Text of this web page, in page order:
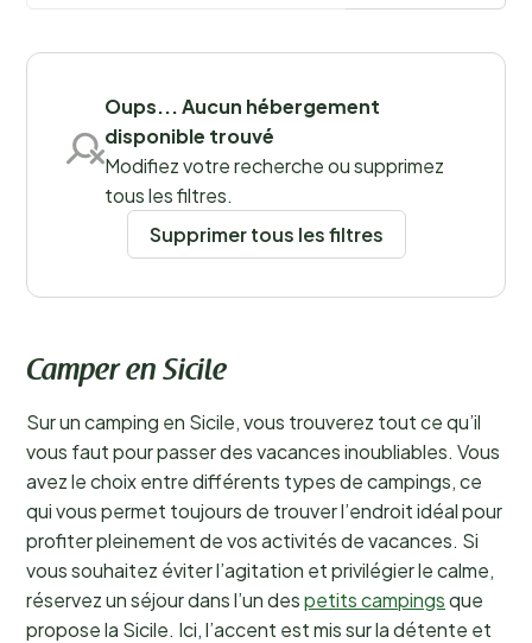
et profiter pleinement de vacances reposantes.
bien méritée.En savoir plus
Lieux
Oups... Aucun hébergement
disponible trouvé
Modifiez votre recherche ou supprimez
tous les filtres.
Supprimer tous les filtres
Camper en Sicile
Sur un camping en Sicile, vous trouverez tout ce qu’il
vous faut pour passer des vacances inoubliables. Vous
avez le choix entre différents types de campings, ce
qui vous permet toujours de trouver l’endroit idéal pour
profiter pleinement de vos activités de vacances. Si
vous souhaitez éviter l’agitation et privilégier le calme,
réservez un séjour dans l’un despetits campingsque
propose la Sicile. Ici, l’accent est mis sur la détente et